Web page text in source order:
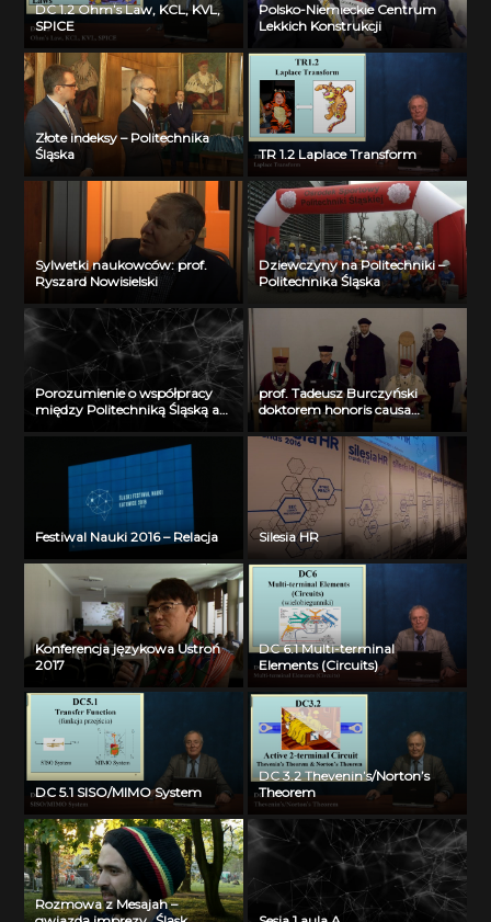
DC 1.2 Ohm’s Law, KCL, KVL,
SPICE
Polsko-Niemieckie Centrum
Lekkich Konstrukcji
Złote indeksy – Politechnika
Śląska
TR 1.2 Laplace Transform
Sylwetki naukowców: prof.
Ryszard Nowisielski
Dziewczyny na Politechniki –
Politechnika Śląska
Porozumienie o współpracy
między Politechniką Śląską a
prof. Tadeusz Burczyński
doktorem honoris causa
Politechniki Śląskiej
Festiwal Nauki 2016 – Relacja Silesia HR
Konferencja językowa Ustroń
2017
DC 6.1 Multi-terminal
Elements (Circuits)
DC 5.1 SISO/MIMO System
DC 3.2 Thevenin’s/Norton’s
Theorem
Rozmowa z Mesajah –